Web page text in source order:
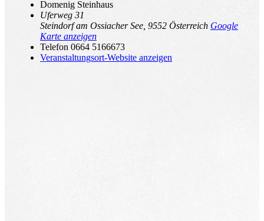
Domenig Steinhaus
Uferweg 31
Steindorf am Ossiacher See 9552 Österreich Google
Karte anzeigen
Telefon 0664 5166673
Veranstaltungsort-Website anzeigen